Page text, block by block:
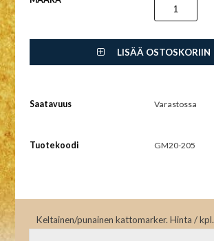
LISÄÄ OSTOSKORIIN
Saatavuus Varastossa
Tuotekoodi GM20-205
Keltainen/punainen kattomarker. Hinta / kpl.